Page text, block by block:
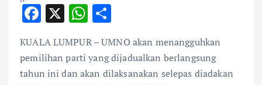
F
e
b
X W
at
s
ar
e
KUALA LUMPUR – UMNO akan menangguhkan
pemilihan parti yang dijadualkan berlangsung
tahun ini dan akan dilaksanakan selepas diadakan